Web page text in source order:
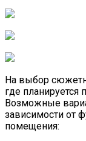
На выбор
где
Возможные
зависимости от
помещения: